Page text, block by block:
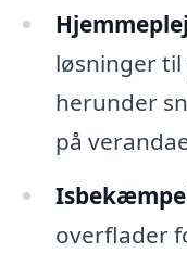
løsninger
herunder
på
overflader